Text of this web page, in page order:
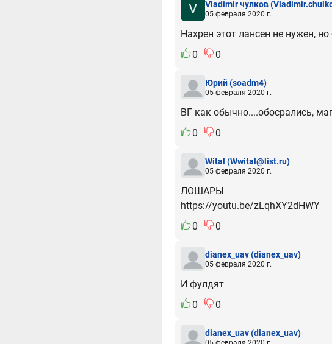
Vladimir чулков
05 февраля 2020 г.
Нахрен этот лансен не нужен,
0
0
Юрий(soadm4)
05 февраля 2020 г.
ВГ как обычно....обосрались,
0
0
Wital (Wwital@list.ru)
05 февраля 2020 г.
ЛОШАРЫ
https://youtu.be/zLqhXY2dHWY
0
0
dianex_uav(dianex_uav)
05 февраля 2020 г.
И фулдят
0
0
dianex_uav(dianex_uav)